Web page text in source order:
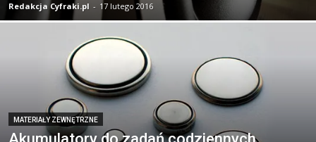
Redakcja Cyfraki.pl - 17 lutego 2016
MATERIAŁY ZEWNĘTRZNE